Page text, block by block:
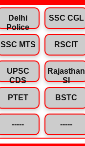
Delhi
Police
SSC CGL
SSC MTS RSCIT
UPSC
CDS
Rajasthan
SI
PTET BSTC
----- -----